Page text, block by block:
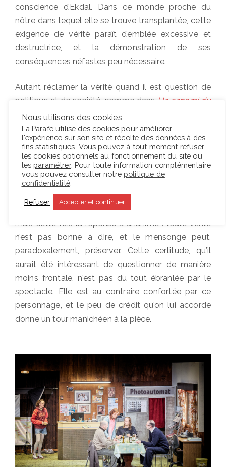
conscience d’Ekdal. Dans ce monde proche du
nôtre dans lequel elle se trouve transplantée, cette
exigence de vérité paraît d’emblée excessive et
destructrice, et la démonstration de ses
conséquences néfastes peu nécessaire.
Autant réclamer la vérité quand il est question de
politique et de société, comme dans Un ennemi du
peuple , paraît pertinent, autant la réclamer à une
échelle intime, personnelle, paraît peu convaincant.
Dans le premier spectacle, Ostermeier créait les
conditions d’un dialogue avec la salle qui donnait à
la représentation la forme d’un débat public
absolument inédit. Le metteur en scène reprend le
même procédé et amène Gregers (Marcel Kohler) à
questionner le public sur son rapport à la vérité,
mais cette fois la réponse à unanime : toute vérité
n’est pas bonne à dire, et le mensonge peut,
paradoxalement, préserver. Cette certitude, qu’il
aurait été intéressant de questionner de manière
moins frontale, n’est pas du tout ébranlée par le
spectacle. Elle est au contraire confortée par ce
personnage, et le peu de crédit qu’on lui accorde
donne un tour manichéen à la pièce.
Nous utilisons des cookies
La Parafe utilise des cookies pour améliorer
l'expérience sur son site et récolte des données à des
fins statistiques. Vous pouvez à tout moment refuser
les cookies optionnels au fonctionnement du site ou
les paramétrer. Pour toute information complémentaire
vous pouvez consulter notre politique de
confidentialité.
Refuser Accepter et continuer